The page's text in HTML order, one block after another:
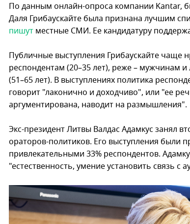
По данным онлайн-опроса компании Kantar,
Даля Грибаускайте была признана лучшим
пишут местные СМИ. Ее кандидатуру
Публичные выступления Грибаускайте чаще
респондентам (20–35 лет), реже – мужчинам
(51–65 лет). В выступлениях политика
говорит "лаконично и доходчиво", или "ее
аргументирована, наводит на размышления".
Экс-президент Литвы Валдас Адамкус занял
ораторов-политиков. Его выступления были
привлекательными 33% респондентов.
"естественность, умение установить связь с